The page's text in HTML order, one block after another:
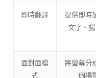
即時翻譯
提供即時
文字、
面對面模
式
將螢幕分
個揚